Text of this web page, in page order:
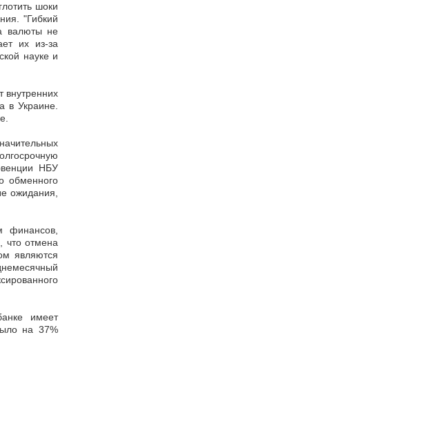
шоки
"Гибкий
валюты не
их из-за
науке и
внутренних
в Украине.
НБУ
обменного
ожидания,
финансов,
что отмена
являются
имеет
на 37%